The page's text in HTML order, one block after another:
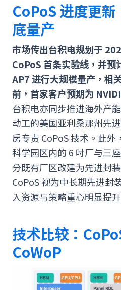
CoPoS 进度更
底量产
市场传出台积电规划于
CoPoS 首条实验线，并
AP7 进行大规模量产，相
前，首家客户预期为
台积电亦同步推进海外产
动工的美国亚利桑那州先
房专责 CoPoS 技术。此
科学园区内的 6 吋厂与三
分既有厂区改建为先进封
CoPoS 视为中长期先进封
入资源与策略重心明显提升
技术比较：
CoWoP